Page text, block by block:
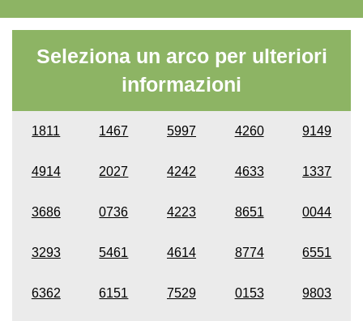
Seleziona un arco per ulteriori
informazioni
1811 1467 5997 4260 9149
4914 2027 4242 4633 1337
3686 0736 4223 8651 0044
3293 5461 4614 8774 6551
6362 6151 7529 0153 9803